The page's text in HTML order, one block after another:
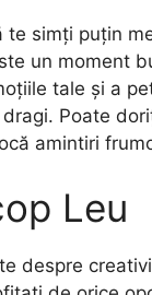
te simți puțin
un moment
tale și a
Poate
amintiri
Leu
despre